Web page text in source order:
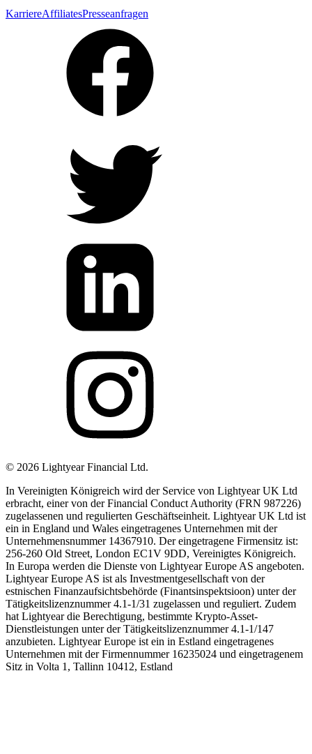
KarriereAffiliatesPresseanfragen
© 2026 Lightyear Financial Ltd.
In Vereinigten Königreich wird der Service von Lightyear UK Ltd
erbracht, einer von der Financial Conduct Authority (FRN 987226)
zugelassenen und regulierten Geschäftseinheit. Lightyear UK Ltd ist
ein in England und Wales eingetragenes Unternehmen mit der
Unternehmensnummer 14367910. Der eingetragene Firmensitz ist:
256-260 Old Street, London EC1V 9DD, Vereinigtes Königreich.
In Europa werden die Dienste von Lightyear Europe AS angeboten.
Lightyear Europe AS ist als Investmentgesellschaft von der
estnischen Finanzaufsichtsbehörde (Finantsinspektsioon) unter der
Tätigkeitslizenznummer 4.1-1/31 zugelassen und reguliert. Zudem
hat Lightyear die Berechtigung, bestimmte Krypto-Asset-
Dienstleistungen unter der Tätigkeitslizenznummer 4.1-1/147
anzubieten. Lightyear Europe ist ein in Estland eingetragenes
Unternehmen mit der Firmennummer 16235024 und eingetragenem
Sitz in Volta 1, Tallinn 10412, Estland